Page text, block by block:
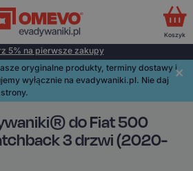
5% na pierwsze zakupy
oryginalne produkty, terminy dostawy i
wyłącznie na evadywaniki.pl. Nie daj
do Fiat 500
3 drzwi (2020-
Koszyk